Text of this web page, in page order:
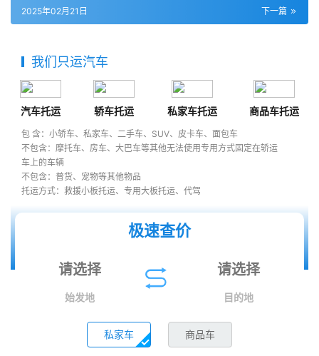
下一篇
2025年02月21日
我们只运汽车
汽车托运 轿车托运 私家车托运 商品车托运
包 含：小轿车、私家车、二手车、SUV、皮卡车、面包车
不包含：摩托车、房车、大巴车等其他无法使用专用方式固定在轿运
车上的车辆
不包含：普货、宠物等其他物品
托运方式：救援小板托运、专用大板托运、代驾
极速查价
始发地 目的地
私家车 商品车